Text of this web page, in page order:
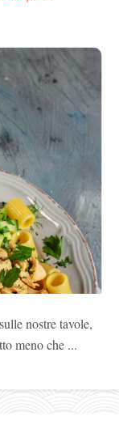
nostre tavole,
meno che ...